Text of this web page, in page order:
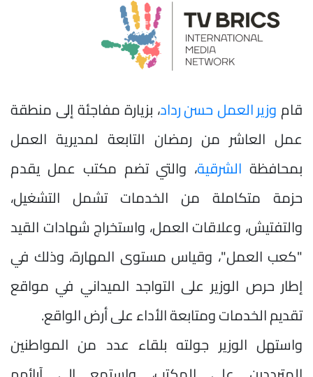
قاموزير العملحسن رداد، بزيارة مفاجئة إلى منطقة
عمل العاشر من رمضان التابعة لمديرية العمل
بمحافظة الشرقية، والتي تضم مكتب عمل يقدم
حزمة متكاملة من الخدمات تشمل التشغيل،
والتفتيش، وعلاقات العمل، واستخراج شهادات القيد
"كعب العمل"، وقياس مستوى المهارة، وذلك في
إطار حرص الوزير على التواجد الميداني في مواقع
تقديم الخدمات ومتابعة الأداء على أرض الواقع.
واستهل الوزير جولته بلقاء عدد من المواطنين